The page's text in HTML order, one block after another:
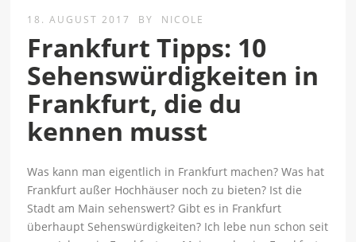
18. AUGUST 2017 BY NICOLE
Frankfurt Tipps: 10
Sehenswürdigkeiten in
Frankfurt, die du
kennen musst
Was kann man eigentlich in Frankfurt machen? Was hat
Frankfurt außer Hochhäuser noch zu bieten? Ist die
Stadt am Main sehenswert? Gibt es in Frankfurt
überhaupt Sehenswürdigkeiten? Ich lebe nun schon seit